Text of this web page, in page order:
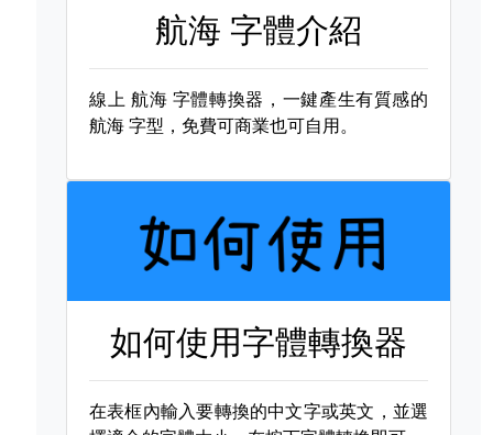
航海 字體介紹
線上 航海 字體轉換器，一鍵產生有質感的
航海 字型，免費可商業也可自用。
如何使用字體轉換器
在表框內輸入要轉換的中文字或英文，並選